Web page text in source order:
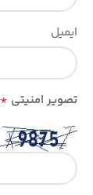
ایمیل
تصویر امنیتی *